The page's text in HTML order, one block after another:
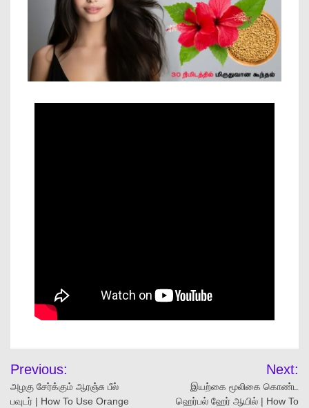
Previous:
அழகு சேர்க்கும் ஆரஞ்சு பீல்
பவுடர் | How To Use Orange
Next:
இயற்கை மூலிகை கொண்ட
ஹெர்பல் ஹேர் ஆயில் | How To